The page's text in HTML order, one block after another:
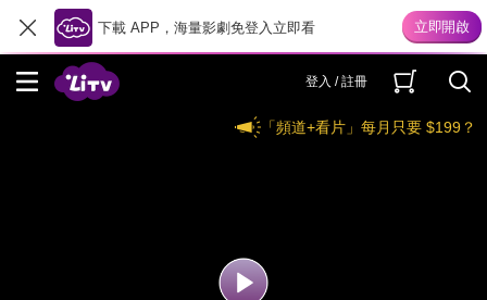
下載 APP，海量影劇免登入立即看
登入 / 註冊
「頻道+看片」每月只要 $199？